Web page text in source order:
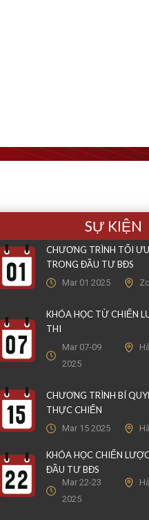
SỰ KIỆN
CHƯƠNG TRÌNH TỐI
TRONG ĐẦU TƯ BĐS
Mar 01 2025
KHÓA HỌC TỪ CHIẾN
THI
Mar 07-09
2025
CHƯƠNG TRÌNH BÍ
THỰC CHIẾN
Mar 15 2025
KHÓA HỌC CHIẾN
ĐẦU TƯ BĐS
Mar 22-23
2025